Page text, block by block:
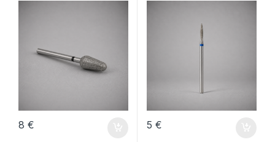
8 € 5 €